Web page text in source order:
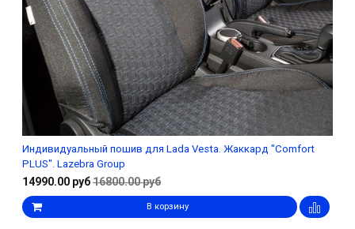
Индивидуальный пошив для Lada Vesta. Жаккард "Comfort
PLUS". Lazebra Group
14990.00 руб16800.00 руб
В корзину